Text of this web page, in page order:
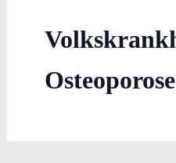
Osteoporose